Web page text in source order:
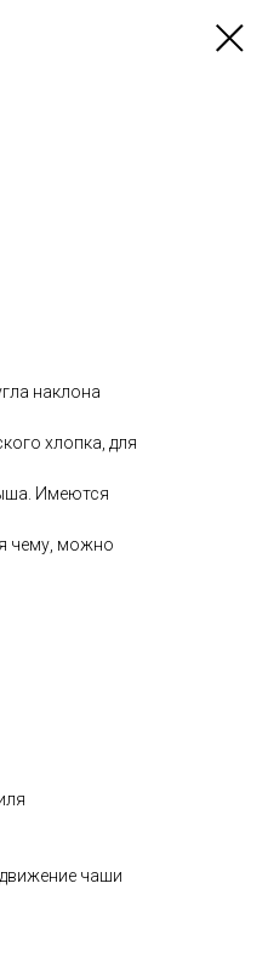
наклона
хлопка, для
Имеются
чему, можно
чаши